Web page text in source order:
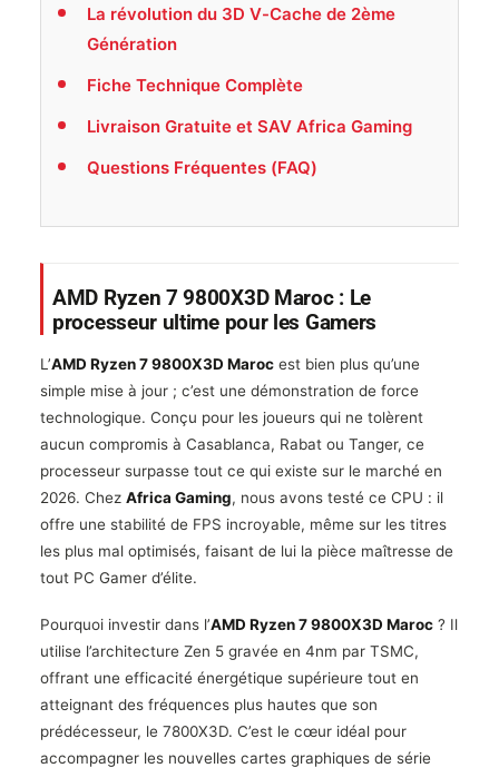
La révolution du 3D V-Cache de 2ème
Génération
Fiche Technique Complète
Livraison Gratuite et SAV Africa Gaming
Questions Fréquentes (FAQ)
AMD Ryzen 7 9800X3D Maroc : Le
processeur ultime pour les Gamers
L’AMD Ryzen 7 9800X3D Maroc est bien plus qu’une
simple mise à jour ; c’est une démonstration de force
technologique. Conçu pour les joueurs qui ne tolèrent
aucun compromis à Casablanca, Rabat ou Tanger, ce
processeur surpasse tout ce qui existe sur le marché en
2026. Chez Africa Gaming, nous avons testé ce CPU : il
offre une stabilité de FPS incroyable, même sur les titres
les plus mal optimisés, faisant de lui la pièce maîtresse de
tout PC Gamer d’élite.
Pourquoi investir dans l’AMD Ryzen 7 9800X3D Maroc ? Il
utilise l’architecture Zen 5 gravée en 4nm par TSMC,
offrant une efficacité énergétique supérieure tout en
atteignant des fréquences plus hautes que son
prédécesseur, le 7800X3D. C’est le cœur idéal pour
accompagner les nouvelles cartes graphiques de série